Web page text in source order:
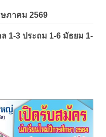
ภาคม 2569
1-3 ประถม 1-6 มัธยม 1-